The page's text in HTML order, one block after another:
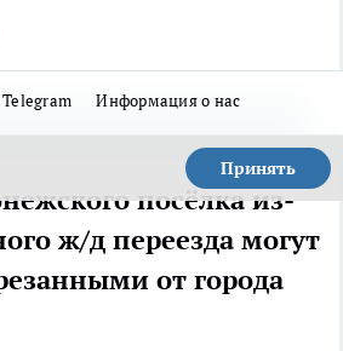
Информация о нас
Принять
посёлка из-
ж/д переезда могут
от города